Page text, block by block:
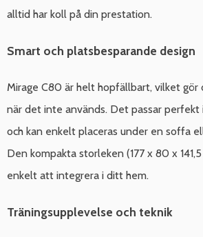
alltid har koll på din prestation.
Smart och platsbesparande design
Mirage C80 är helt hopfällbart, vilket
när det inte används. Det passar
och kan enkelt placeras under en soffa
Den kompakta storleken (177 x 80 x
enkelt att integrera i ditt hem.
Träningsupplevelse och teknik